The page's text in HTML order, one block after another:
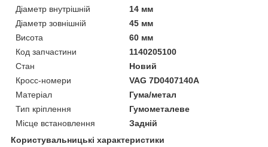
Діаметр внутрішній
14 мм
Діаметр зовнішній
45 мм
Висота
60 мм
Код запчастини
1140205100
Стан
Новий
Кросс-номери
VAG 7D0407140A
Матеріал
Гума/метал
Тип кріплення
Гумометалеве
Місце встановлення
Задній
Користувальницькі характеристики